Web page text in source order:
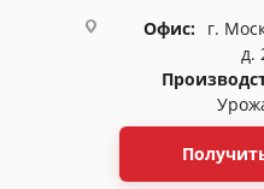
Офис:
г.
д.